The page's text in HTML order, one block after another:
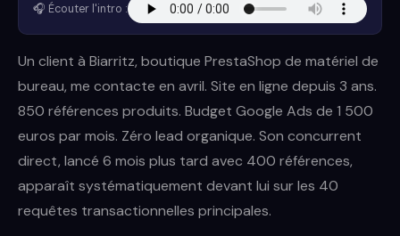
🎧 Écouter l'intro :
Un client à Biarritz, boutique PrestaShop de matériel de
bureau, me contacte en avril. Site en ligne depuis 3 ans.
850 références produits. Budget Google Ads de 1 500
euros par mois. Zéro lead organique. Son concurrent
direct, lancé 6 mois plus tard avec 400 références,
apparaît systématiquement devant lui sur les 40
requêtes transactionnelles principales.